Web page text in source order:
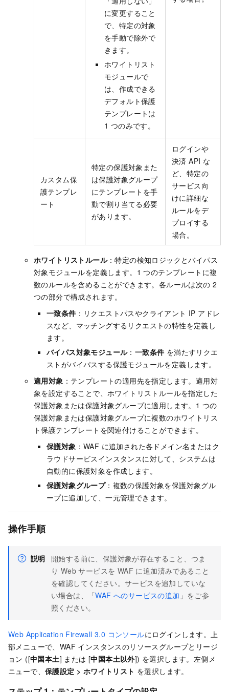
に変更すること
で、特定の対象
を手動で除外で
きます。
ホワイトリスト
モジュールで
は、作成できる
デフォルト保護
テンプレートは
1 つのみです。
カスタム保
護テンプレ
ート
特定の保護対象また
は保護対象グループ
にテンプレートを手
動で割り当てる必要
があります。
ログインや
決済 API な
ど、特定の
サービス向
けに詳細な
ルールをデ
プロイする
場合。
ホワイトリストルール：特定の検知ロジックとバイパス
対象モジュールを定義します。1 つのテンプレートに複
数のルールを含めることができます。各ルールは次の 2
つの部分で構成されます。
一致条件 ：リクエストパスやクライアント IP アドレ
スなど、マッチングするリクエストの特性を定義し
ます。
バイパス対象モジュール： 一致条件 を満たすリクエ
ストがバイパスする保護モジュールを定義します。
適用対象 ：テンプレートの適用先を指定します。適用対
象を設定することで、ホワイトリストルールを指定した
保護対象または保護対象グループに適用します。1 つの
保護対象または保護対象グループに複数のホワイトリス
ト保護テンプレートを関連付けることができます。
保護対象 ：WAF に追加された各ドメイン名またはク
ラウドサービスインスタンスに対して、システムは
自動的に保護対象を作成します。
保護対象グループ：複数の保護対象を保護対象グル
ープに追加して、一元管理できます。
操作手順
説明
開始する前に、保護対象が存在すること、つま
り Web サービスを WAF に追加済みであること
を確認してください。サービスを追加していな
い場合は、「WAF へのサービスの追加 」をご参
照ください。
Web Application Firewall 3.0 コンソールにログインします。上
部メニューで、WAF インスタンスのリソースグループとリージ
ョン ([中国本土] または [中国本土以外]) を選択します。左側メ
ニューで、 保護設定 > ホワイトリスト を選択します。